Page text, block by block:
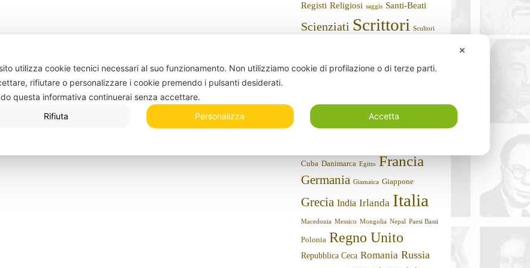
Registi Religiosi saggis Santi-Beati
Scienziati Scrittori Scultori
Algeria Argentina
Australia Austria Belgio Bielorussia
Cuba Danimarca Egitto Francia
Germania Giamaica Giappone
Grecia India Irlanda Italia
Macedonia Messico Mongolia Nepal Paesi Bassi
Polonia Regno Unito
Repubblica Ceca Romania Russia
✕
utilizza cookie tecnici necessari al suo funzionamento. Non utilizziamo cookie di profilazione o di terze parti.
rifiutare o personalizzare i cookie premendo i pulsanti desiderati.
questa informativa continuerai senza accettare.
Accetta
Rifiuta Personalizza